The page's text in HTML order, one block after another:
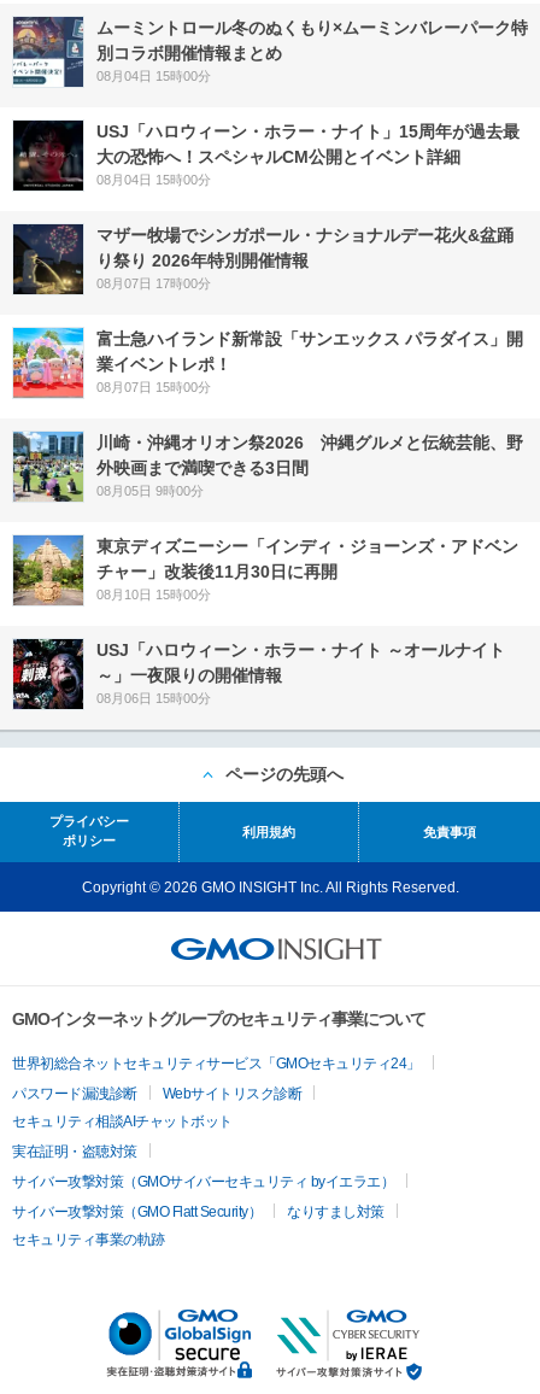
ムーミントロール冬のぬくもり×ムーミンバレーパーク特
別コラボ開催情報まとめ
08月04日 15時00分
USJ「ハロウィーン・ホラー・ナイト」15周年が過去最
大の恐怖へ！スペシャルCM公開とイベント詳細
08月04日 15時00分
マザー牧場でシンガポール・ナショナルデー花火&盆踊
り祭り 2026年特別開催情報
08月07日 17時00分
富士急ハイランド新常設「サンエックス パラダイス」開
業イベントレポ！
08月07日 15時00分
川崎・沖縄オリオン祭2026 沖縄グルメと伝統芸能、野
外映画まで満喫できる3日間
08月05日 9時00分
東京ディズニーシー「インディ・ジョーンズ・アドベン
チャー」改装後11月30日に再開
08月10日 15時00分
USJ「ハロウィーン・ホラー・ナイト ～オールナイト
～」一夜限りの開催情報
08月06日 15時00分
ページの先頭へ
プライバシー
ポリシー
利用規約 免責事項
Copyright © 2026 GMO INSIGHT Inc. All Rights Reserved.
GMOインターネットグループのセキュリティ事業について
世界初総合ネットセキュリティサービス「GMOセキュリティ24」
パスワード漏洩診断
Webサイトリスク診断
セキュリティ相談AIチャットボット
実在証明・盗聴対策
サイバー攻撃対策（GMOサイバーセキュリティ byイエラエ）
サイバー攻撃対策（GMO Flatt Security）
なりすまし対策
セキュリティ事業の軌跡